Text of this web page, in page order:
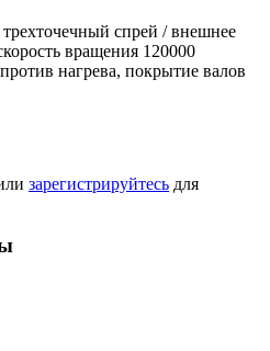
спрей / внешнее
вращения 120000
нагрева, покрытие валов
зарегистрируйтесь для